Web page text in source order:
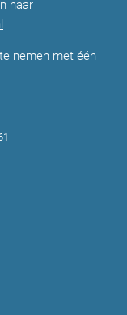
naar
nemen met één